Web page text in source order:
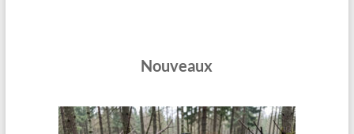
Nouveaux